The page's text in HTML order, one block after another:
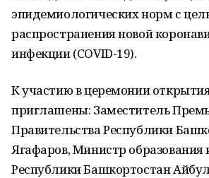
эпидемиологических норм с
распространения новой
инфекции (COVID-19).
К участию в церемонии
приглашены: Заместитель
Правительства Республики
Ягафаров, Министр образования
Республики Башкортостан